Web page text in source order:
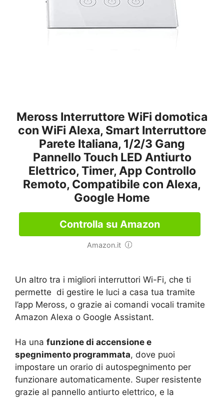
Meross Interruttore WiFi domotica
con WiFi Alexa, Smart Interruttore
Parete Italiana, 1/2/3 Gang
Pannello Touch LED Antiurto
Elettrico, Timer, App Controllo
Remoto, Compatibile con Alexa,
Google Home
Controlla su Amazon
Amazon.it
Un altro tra i migliori interruttori Wi-Fi, che ti
permette di gestire le luci a casa tua tramite
l’app Meross, o grazie ai comandi vocali tramite
Amazon Alexa o Google Assistant.
Ha una funzione di accensione e
spegnimento programmata, dove puoi
impostare un orario di autospegnimento per
funzionare automaticamente. Super resistente
grazie al pannello antiurto elettrico, e la